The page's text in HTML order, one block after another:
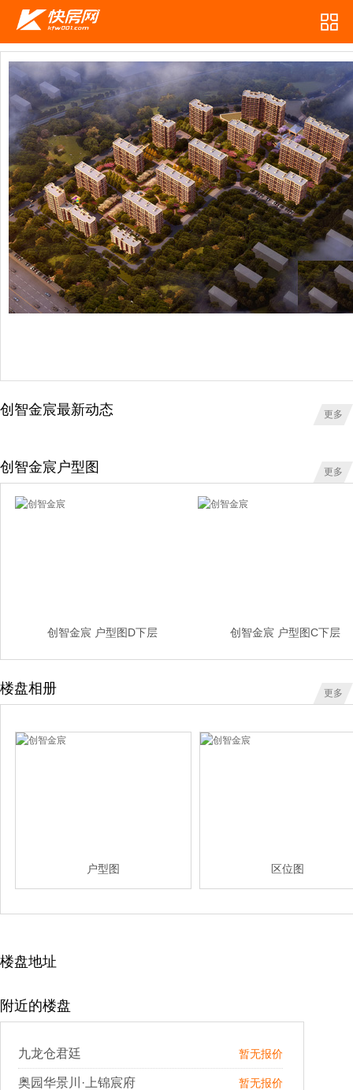
创智金宸最新动态 更多
创智金宸户型图 更多
创智金宸 户型图D下层 创智金宸 户型图C下层
楼盘相册 更多
户型图 区位图
楼盘地址
附近的楼盘
九龙仓君廷 暂无报价
奥园华景川·上锦宸府 暂无报价